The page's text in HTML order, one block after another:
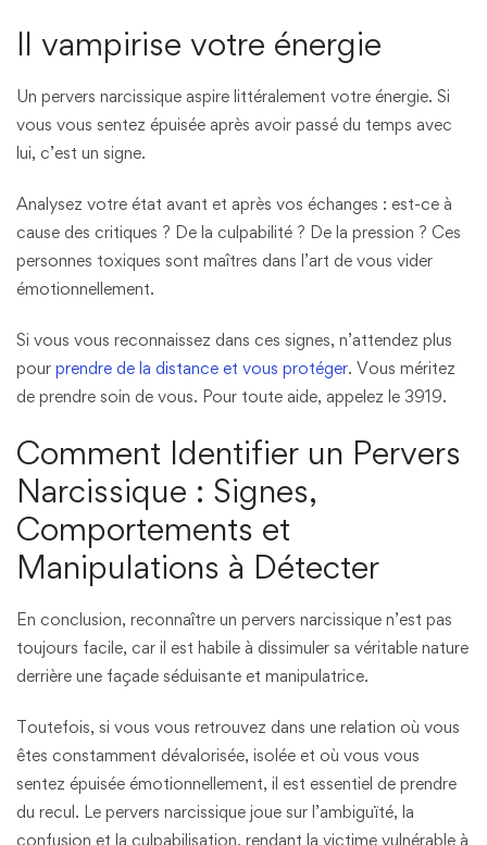
Il vampirise votre énergie
Un pervers narcissique aspire littéralement votre énergie. Si
vous vous sentez épuisée après avoir passé du temps avec
lui, c’est un signe.
Analysez votre état avant et après vos échanges : est-ce à
cause des critiques ? De la culpabilité ? De la pression ? Ces
personnes toxiques sont maîtres dans l’art de vous vider
émotionnellement.
Si vous vous reconnaissez dans ces signes, n’attendez plus
pour prendre de la distance et vous protéger. Vous méritez
de prendre soin de vous. Pour toute aide, appelez le 3919.
Comment Identifier un Pervers
Narcissique : Signes,
Comportements et
Manipulations à Détecter
En conclusion, reconnaître un pervers narcissique n’est pas
toujours facile, car il est habile à dissimuler sa véritable nature
derrière une façade séduisante et manipulatrice.
Toutefois, si vous vous retrouvez dans une relation où vous
êtes constamment dévalorisée, isolée et où vous vous
sentez épuisée émotionnellement, il est essentiel de prendre
du recul. Le pervers narcissique joue sur l’ambiguïté, la
confusion et la culpabilisation, rendant la victime vulnérable à